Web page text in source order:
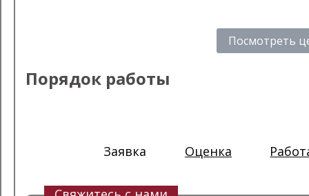
Посмотреть
Порядок работы
Заявка Оценка